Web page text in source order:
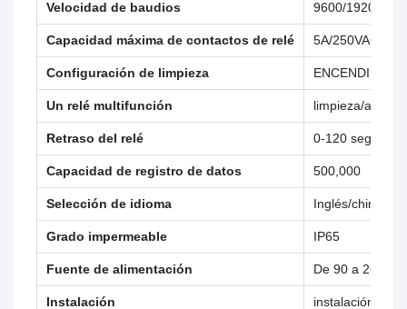
Velocidad de baudios 9600/19200/
Capacidad máxima de contactos de relé 5A/250VAC,5A/
Configuración de limpieza ENCENDIDO:
Un relé multifunción limpieza/
Retraso del relé 0-120 segundos
Capacidad de registro de datos 500,000
Selección de idioma Inglés/chino
Grado impermeable IP65
Fuente de alimentación De 90 a 260
Instalación instalación de